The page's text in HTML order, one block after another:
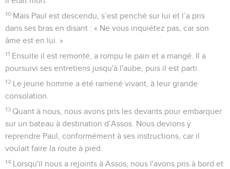
10 Mais Paul est descendu, s’est penché sur lui et l’a pris
dans ses bras en disant : « Ne vous inquiétez pas, car son
âme est en lui. »
11 Ensuite il est remonté, a rompu le pain et a mangé. Il a
poursuivi ses entretiens jusqu'à l'aube, puis il est parti.
12 Le jeune homme a été ramené vivant, à leur grande
consolation.
13 Quant à nous, nous avons pris les devants pour embarquer
sur un bateau à destination d’Assos. Nous devions y
reprendre Paul, conformément à ses instructions, car il
voulait faire la route à pied.
14 Lorsqu'il nous a rejoints à Assos, nous l'avons pris à bord et